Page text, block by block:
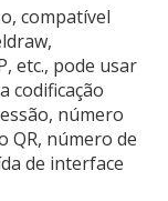
compatível
etc., pode usar
codificação
número
QR, número de
de interface